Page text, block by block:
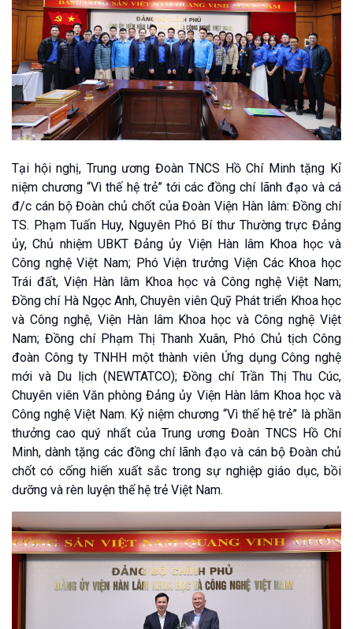
Tại hội nghị, Trung ương Đoàn TNCS Hồ Chí Minh tặng Kỉ
niệm chương “Vì thế hệ trẻ” tới các đồng chí lãnh đạo và cá
đ/c cán bộ Đoàn chủ chốt của Đoàn Viện Hàn lâm: Đồng chí
TS. Phạm Tuấn Huy, Nguyên Phó Bí thư Thường trực Đảng
ủy, Chủ nhiệm UBKT Đảng ủy Viện Hàn lâm Khoa học và
Công nghệ Việt Nam; Phó Viện trưởng Viện Các Khoa học
Trái đất, Viện Hàn lâm Khoa học và Công nghệ Việt Nam;
Đồng chí Hà Ngọc Anh, Chuyên viên Quỹ Phát triển Khoa học
và Công nghệ, Viện Hàn lâm Khoa học và Công nghệ Việt
Nam; Đồng chí Phạm Thị Thanh Xuân, Phó Chủ tịch Công
đoàn Công ty TNHH một thành viên Ứng dụng Công nghệ
mới và Du lịch (NEWTATCO); Đồng chí Trần Thị Thu Cúc,
Chuyên viên Văn phòng Đảng ủy Viện Hàn lâm Khoa học và
Công nghệ Việt Nam. Kỷ niệm chương “Vì thế hệ trẻ” là phần
thưởng cao quý nhất của Trung ương Đoàn TNCS Hồ Chí
Minh, dành tặng các đồng chí lãnh đạo và cán bộ Đoàn chủ
chốt có cống hiến xuất sắc trong sự nghiệp giáo dục, bồi
dưỡng và rèn luyện thế hệ trẻ Việt Nam.